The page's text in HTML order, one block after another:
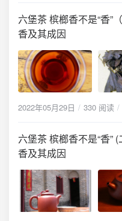
六堡茶 槟榔香不是“香
香及其成因
2022年05月29日 330 阅读
六堡茶 槟榔香不是“香
香及其成因